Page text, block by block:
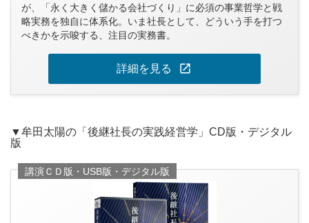
が、「永く大きく儲かる会社づくり」に必須の事業哲学と戦
略実務を独自に体系化。いま社長として、どういう手を打つ
べきかを示唆する、注目の実務書。
詳細を見る open_in_new
▼牟田太陽の「後継社長の実践経営学」CD版・デジタル
版
講演ＣＤ版・USB版・デジタル版